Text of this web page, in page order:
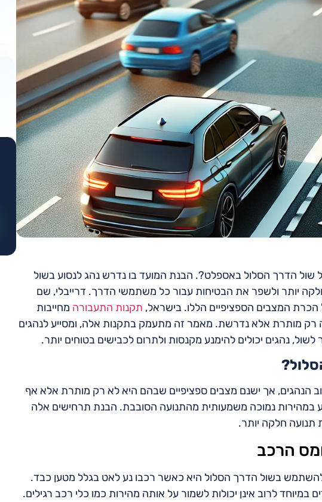
שול הדרך הסלול באספלט?. הבנת המועד בו נדרש נהג לנסוע בשול
יותר ולשפר את הבטיחות עבור כל משתמשי הדרך. דרייבלי, שם
המצבים הספציפיים הללו. בישראל, תקנות התעבורה מחייבות
רק מותרת אלא נדרשת. מאמר זה מתעמק בתקנות אלה, ומסייע לנהגים
לשול, נהגים יכולים להימנע מקנסות ולתרום לכבישים בטוחים יותר.
הנהגים, אך ישנם מצבים ספציפיים שבהם היא לא רק מותרת אלא אף
נמוכה משמעותית מהתנועה הסובבת. הבנת תרחישים אלה
תנועה חלקה יותר.
הרכב
בשול הדרך הסלול היא כאשר רכבו נע לאט בגלל מטען כבד.
לרוב אינן יכולות לשמור על אותה מהירות כמו כלי רכב רגילים.